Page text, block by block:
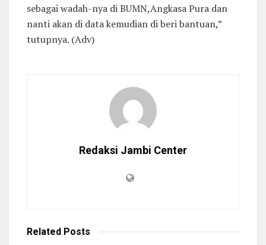
sebagai wadah-nya di BUMN,Angkasa Pura dan
nanti akan di data kemudian di beri bantuan,”
tutupnya. (Adv)
Redaksi Jambi Center
Related Posts